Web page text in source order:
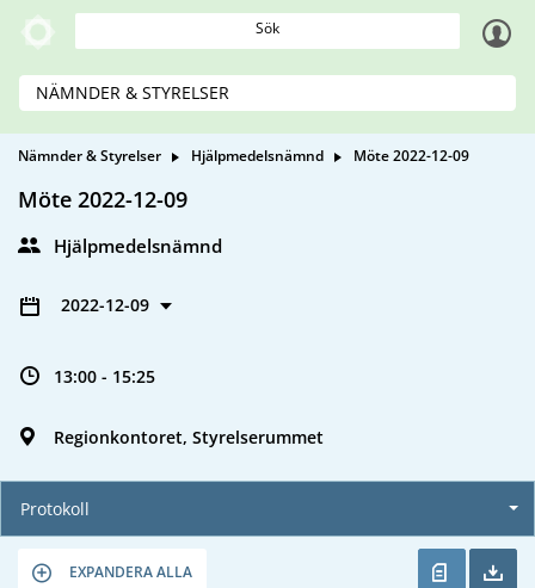
Sök
NÄMNDER & STYRELSER
Nämnder & Styrelser Hjälpmedelsnämnd Möte 2022-12-09
Möte 2022-12-09
Hjälpmedelsnämnd
2022-12-09
13:00 - 15:25
Regionkontoret, Styrelserummet
Protokoll
EXPANDERA ALLA